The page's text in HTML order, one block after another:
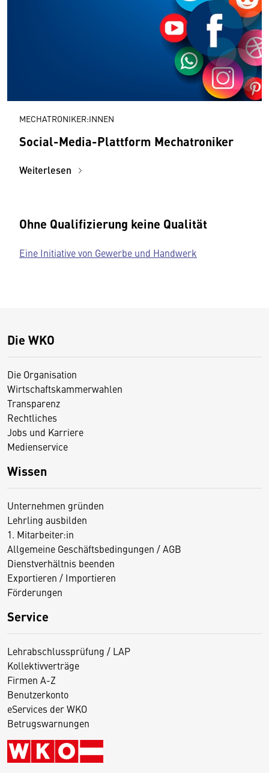
MECHATRONIKER:INNEN
Social-Media-Plattform Mechatroniker
Weiterlesen
Ohne Qualifizierung keine Qualität
Eine Initiative von Gewerbe und Handwerk
Die WKO
Die Organisation
Wirtschaftskammerwahlen
Transparenz
Rechtliches
Jobs und Karriere
Medienservice
Wissen
Unternehmen gründen
Lehrling ausbilden
1. Mitarbeiter:in
Allgemeine Geschäftsbedingungen / AGB
Dienstverhältnis beenden
Exportieren / Importieren
Förderungen
Service
Lehrabschlussprüfung / LAP
Kollektivverträge
Firmen A-Z
Benutzerkonto
eServices der WKO
Betrugswarnungen